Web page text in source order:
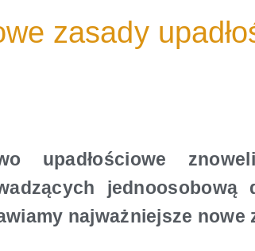
zasady
upadłościowe
najważniejsze